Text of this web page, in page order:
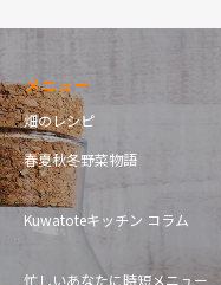
メニュー
畑のレシピ
春夏秋冬野菜物語
Kuwatoteキッチン コラム
忙しいあなたに時短メニュー